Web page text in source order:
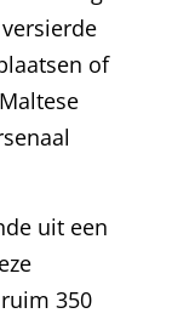
of
uit een
350